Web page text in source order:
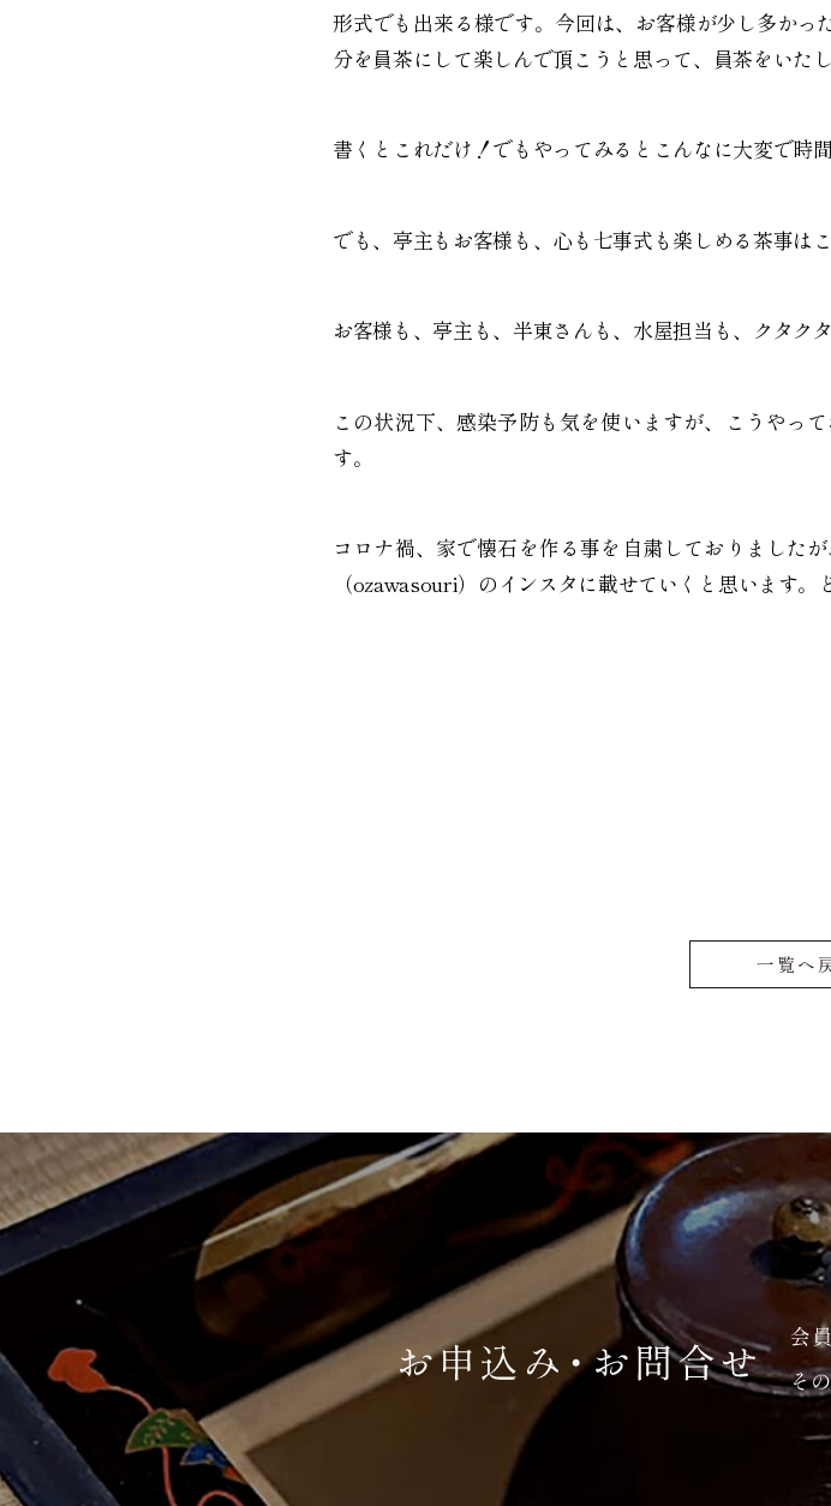
形式でも出来る様です。今回は、お客様が少し多か
分を員茶にして楽しんで頂こうと思って、員茶をいたし
書くとこれだけ！でもやってみるとこんなに大変で時
でも、亭主もお客様も、心も七事式も楽しめる茶事は
お客様も、亭主も、半東さんも、水屋担当も、クタク
この状況下、感染予防も気を使いますが、こうやっ
す。
コロナ禍、家で懐石を作る事を自粛しておりました
（ozawasouri）のインスタに載せていくと思います。